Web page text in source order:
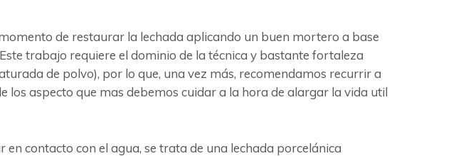
de restaurar la lechada aplicando un buen mortero a base
trabajo requiere el dominio de la técnica y bastante fortaleza
de polvo), por lo que, una vez más, recomendamos recurrir a
los aspecto que mas debemos cuidar a la hora de alargar la vida util
contacto con el agua, se trata de una lechada porcelánica